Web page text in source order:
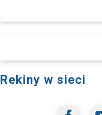
Rekiny w sieci